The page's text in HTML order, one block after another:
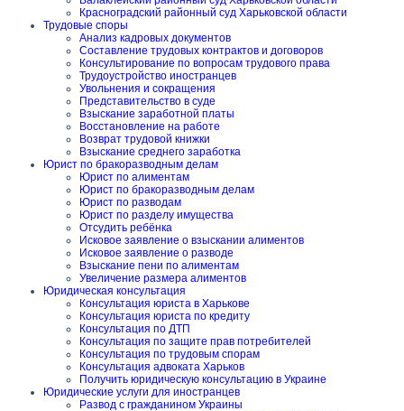
Красноградский районный суд Харьковской области
Трудовые споры
Анализ кадровых документов
Составление трудовых контрактов и договоров
Консультирование по вопросам трудового права
Трудоустройство иностранцев
Увольнения и сокращения
Представительство в суде
Взыскание заработной платы
Восстановление на работе
Возврат трудовой книжки
Взыскание среднего заработка
Юрист по бракоразводным делам
Юрист по алиментам
Юрист по бракоразводным делам
Юрист по разводам
Юрист по разделу имущества
Отсудить ребёнка
Исковое заявление о взыскании алиментов
Исковое заявление о разводе
Взыскание пени по алиментам
Увеличение размера алиментов
Юридическая консультация
Консультация юриста в Харькове
Консультация юриста по кредиту
Консультация по ДТП
Консультация по защите прав потребителей
Консультация по трудовым спорам
Консультация адвоката Харьков
Получить юридическую консультацию в Украине
Юридические услуги для иностранцев
Развод с гражданином Украины